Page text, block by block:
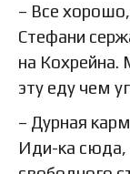
– Все
Стефани
на
эту еду чем
– Дурная
Иди-ка сюда,